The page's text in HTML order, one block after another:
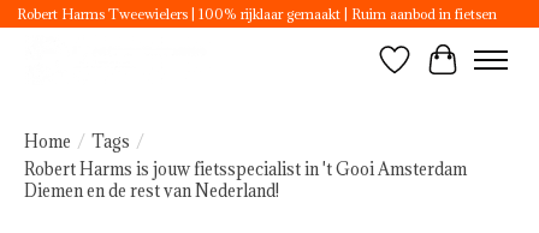
Robert Harms Tweewielers | 100% rijklaar gemaakt | Ruim aanbod in fietsen
Verlanglijst
Home / Tags /
Robert Harms is jouw fietsspecialist in 't Gooi Amsterdam
Diemen en de rest van Nederland!